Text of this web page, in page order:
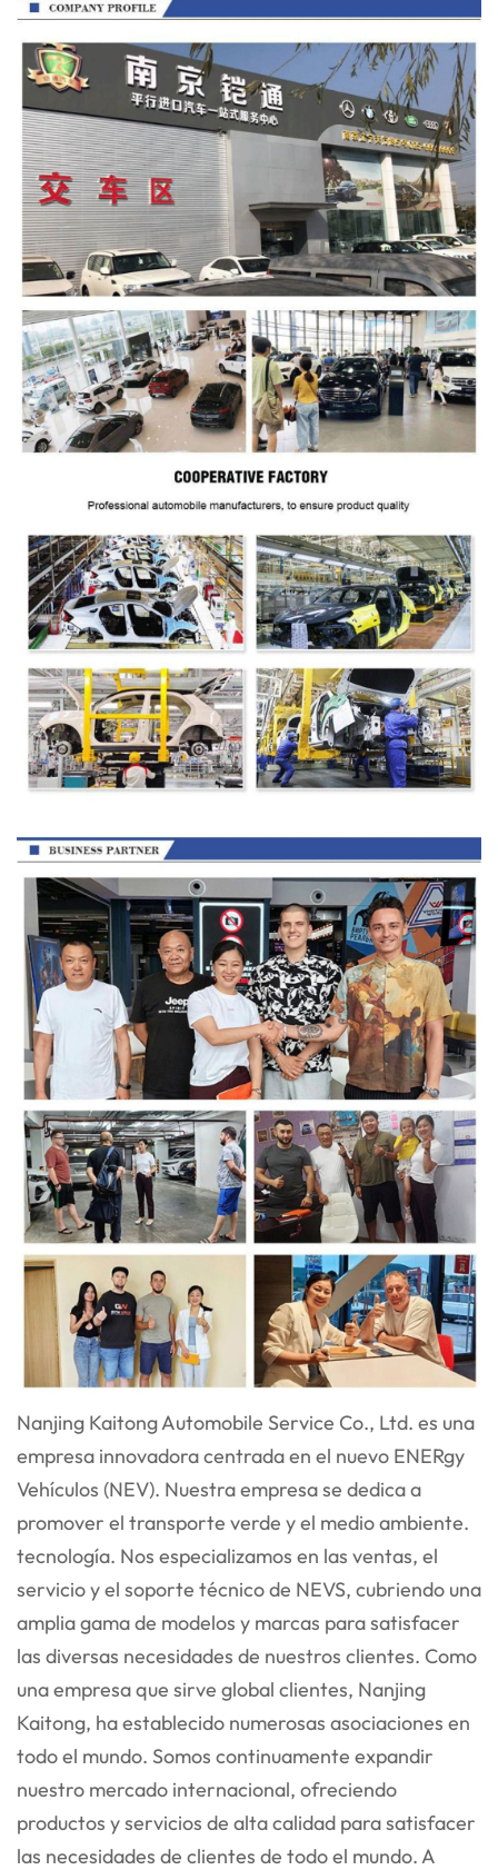
Nanjing Kaitong Automobile Service Co., Ltd. es una
empresa innovadora centrada en el nuevo ENERgy
Vehículos (NEV). Nuestra empresa se dedica a
promover el transporte verde y el medio ambiente.
tecnología. Nos especializamos en las ventas, el
servicio y el soporte técnico de NEVS, cubriendo una
amplia gamade modelos y marcas para satisfacer
las diversas necesidades de nuestros clientes. Como
una empresa que sirve global clientes, Nanjing
Kaitong, ha establecido numerosas asociaciones en
todo el mundo. Somos continuamente expandir
nuestro mercado internacional, ofreciendo
productos y servicios de alta calidad para satisfacer
las necesidades de clientes de todo el mundo. A